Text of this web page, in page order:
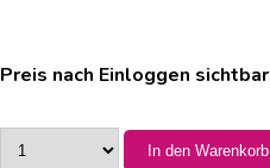
Preis nach Einloggen sichtbar
In den Warenkorb